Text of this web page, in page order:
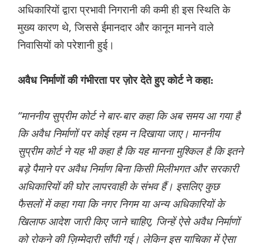
अधिकारियों द्वारा प्रभावी निगरानी की कमी ही इस स्थिति के
मुख्य कारण थे, जिससे ईमानदार और कानून मानने वाले
निवासियों को परेशानी हुई।
अवैध निर्माणों की गंभीरता पर ज़ोर देते हुए कोर्ट ने कहा:
“माननीय सुप्रीम कोर्ट ने बार-बार कहा कि अब समय आ गया है
कि अवैध निर्माणों पर कोई रहम न दिखाया जाए। माननीय
सुप्रीम कोर्ट ने यह भी कहा है कि यह मानना ​​मुश्किल है कि इतने
बड़े पैमाने पर अवैध निर्माण बिना किसी मिलीभगत और सरकारी
अधिकारियों की घोर लापरवाही के संभव हैं। इसलिए कुछ
फैसलों में कहा गया कि नगर निगम या अन्य अधिकारियों के
खिलाफ आदेश जारी किए जाने चाहिए, जिन्हें ऐसे अवैध निर्माणों
को रोकने की ज़िम्मेदारी सौंपी गई। लेकिन इस याचिका में ऐसा